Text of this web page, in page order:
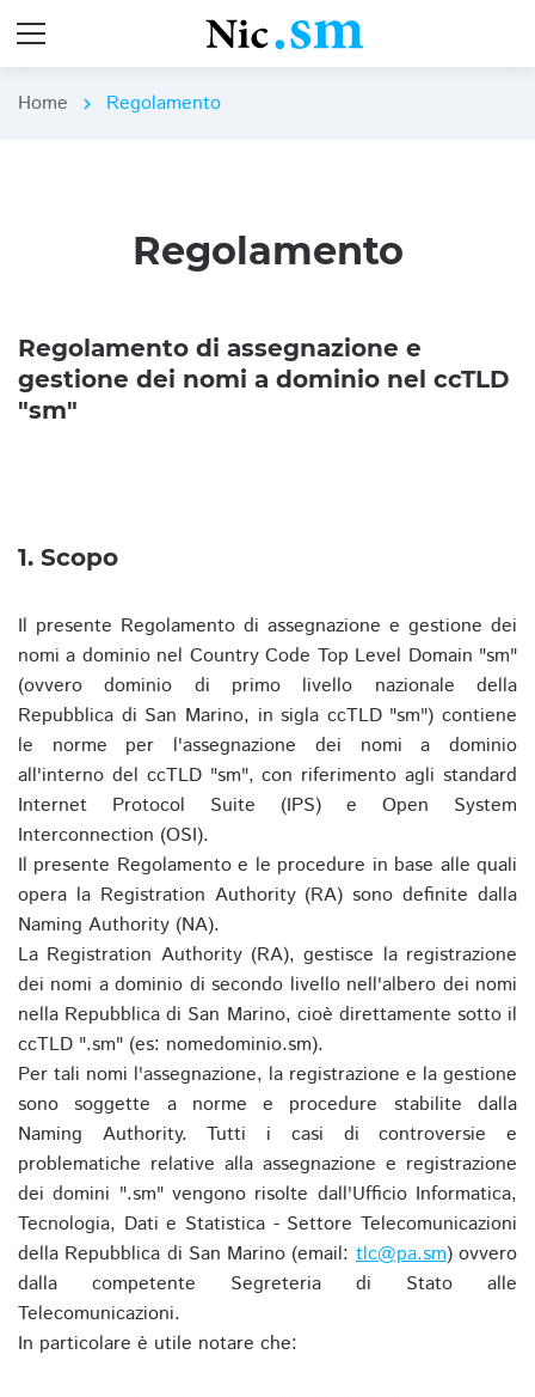
Home chevron_right Regolamento
Regolamento
Regolamento di assegnazione e
gestione dei nomi a dominio nel ccTLD
"sm"
1. Scopo
Il presente Regolamento di assegnazione e gestione dei
nomi a dominio nel Country Code Top Level Domain "sm"
(ovvero dominio di primo livello nazionale della
Repubblica di San Marino, in sigla ccTLD "sm") contiene
le norme per l'assegnazione dei nomi a dominio
all'interno del ccTLD "sm", con riferimento agli standard
Internet Protocol Suite (IPS) e Open System
Interconnection (OSI).
Il presente Regolamento e le procedure in base alle quali
opera la Registration Authority (RA) sono definite dalla
Naming Authority (NA).
La Registration Authority (RA), gestisce la registrazione
dei nomi a dominio di secondo livello nell'albero dei nomi
nella Repubblica di San Marino, cioè direttamente sotto il
ccTLD ".sm" (es: nomedominio.sm).
Per tali nomi l'assegnazione, la registrazione e la gestione
sono soggette a norme e procedure stabilite dalla
Naming Authority. Tutti i casi di controversie e
problematiche relative alla assegnazione e registrazione
dei domini ".sm" vengono risolte dall'Ufficio Informatica,
Tecnologia, Dati e Statistica - Settore Telecomunicazioni
della Repubblica di San Marino (email:tlc@pa.sm) ovvero
dalla competente Segreteria di Stato alle
Telecomunicazioni.
In particolare è utile notare che: